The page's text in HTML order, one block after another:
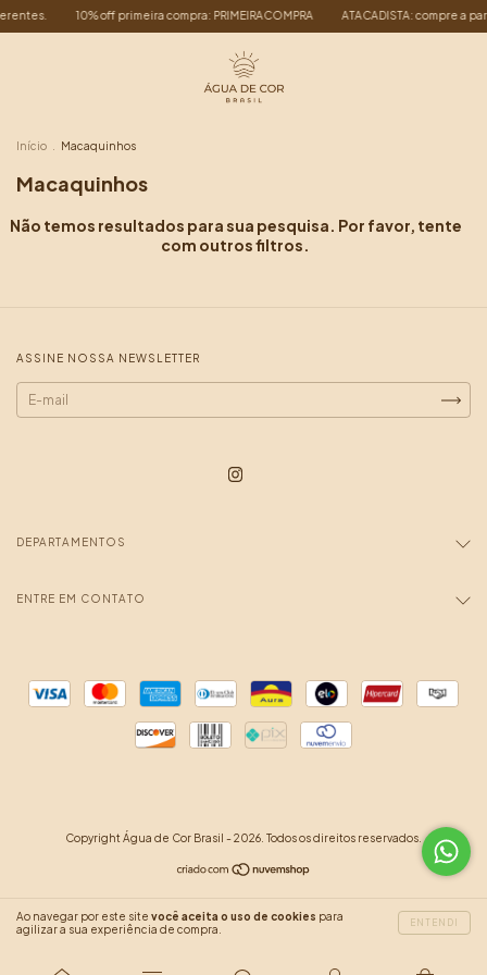
10% off primeira compra: PRIMEIRACOMPRA ATACADISTA: compre a
Ao navegar por este site você aceita o uso de cookies para
agilizar a sua experiência de compra.
ENTENDI
Início Macaquinhos
Macaquinhos
Não temos resultados para sua pesquisa. Por favor, tente
com outros filtros.
ASSINE NOSSA NEWSLETTER
DEPARTAMENTOS
ENTRE EM CONTATO
Copyright Água de Cor Brasil - 2026. Todos os direitos reservados.